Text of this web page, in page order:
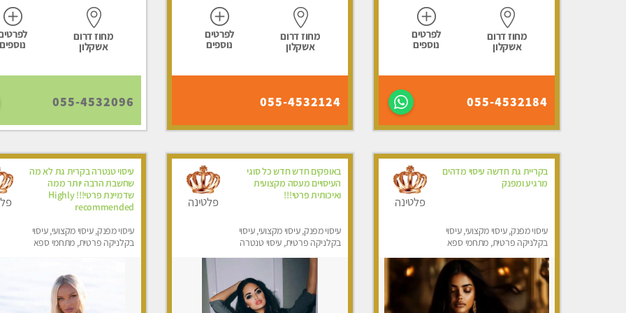
מחוז דרום
אשקלון
לפרטים
נוספים
055-4532184
מחוז דרום
אשקלון
לפרטים
נוספים
055-4532124
מחוז דרום
אשקלון
055-4532096
בקריית גת חדשה עיסוי מדהים
מרגיע ומפנק
עיסוי מפנק, עיסוי מקצועי, עיסוי
בקלניקה פרטית, מתחמי ספא
פלטינה
באופקים חדש חדש כל סוגי
העיסויים מעסה מקצועית
ואיכותית פרטי!!!
עיסוי מפנק, עיסוי מקצועי, עיסוי
בקלניקה פרטית, עיסוי טנטרה
פלטינה
עיסוי טנטרה בקרית גת לא מה
שחשבת הרבה יותר ממה
שדמיינת פרטי!!! Highly
recommended
עיסוי מפנק, עיסוי מקצועי, עיסוי
בקלניקה פרטית, מתחמי ספא